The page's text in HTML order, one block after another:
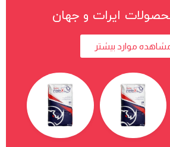
ایرات و جهان
موارد بیشتر